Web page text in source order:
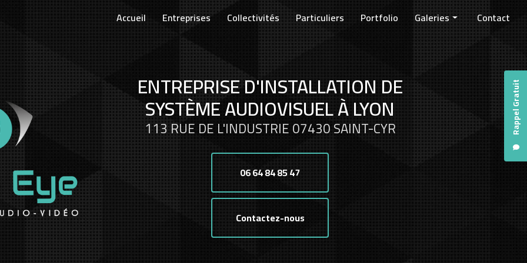
Rappel Gratuit
Accueil Entreprises Collectivités Particuliers Portfolio Galeries
Entreprises
Collectivités
Particuliers
Contact
ENTREPRISE D'INSTALLATION DE
SYSTÈME AUDIOVISUEL À LYON
113 RUE DE L'INDUSTRIE 07430 SAINT-CYR
06 64 84 85 47
Contactez-nous